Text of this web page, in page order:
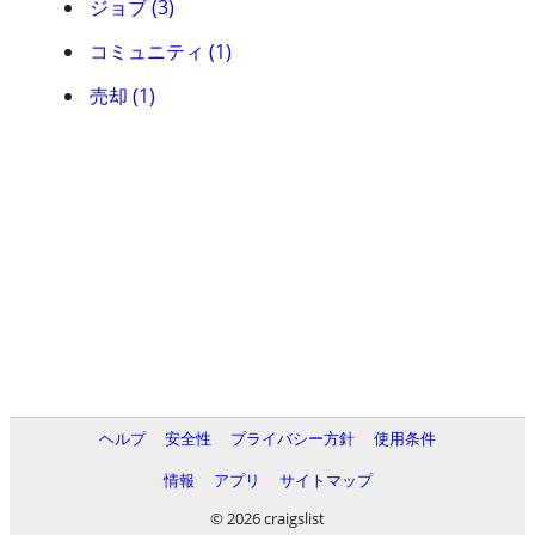
ジョブ (3)
コミュニティ (1)
売却 (1)
ヘルプ 安全性 プライバシー方針
使用条件
情報
アプリ
サイトマップ
© 2026 craigslist